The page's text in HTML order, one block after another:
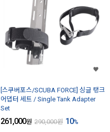
[스쿠버포스/SCUBA FORCE] 싱글 탱크
어댑터 세트 / Single Tank Adapter
Set
261,000원 290,000원 10%